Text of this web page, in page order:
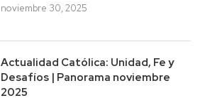
noviembre 30, 2025
Actualidad Católica: Unidad, Fe y
Desafíos | Panorama noviembre
2025